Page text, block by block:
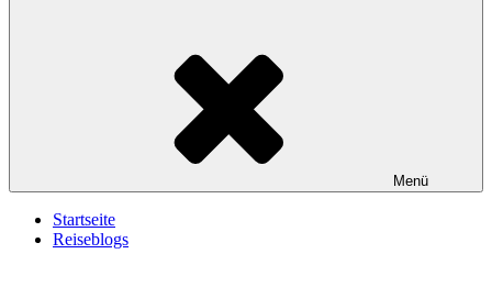
Menü
Startseite
Reiseblogs